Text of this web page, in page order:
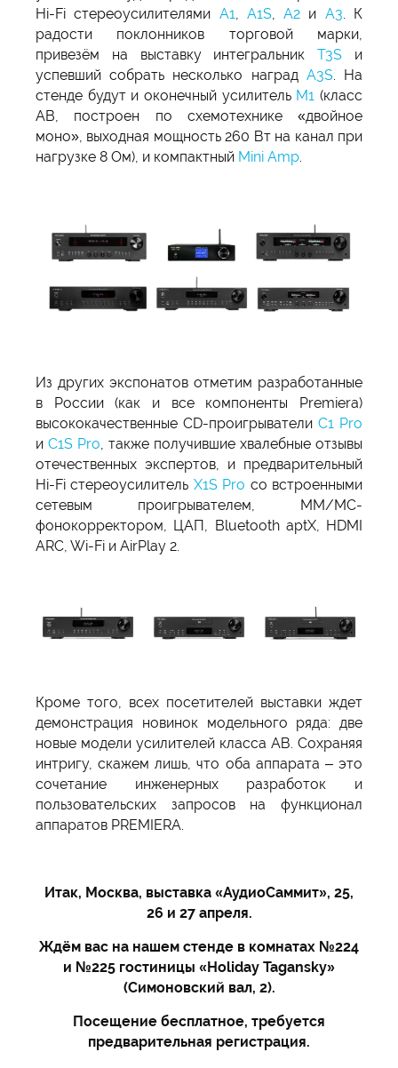
Hi-Fi стереоусилителями A1, A1S,A2 и А3. К
радости поклонников торговой марки,
привезём на выставку интегральникT3S и
успевший собрать несколько наград A3S. На
стенде будут и оконечный усилитель M1 (класс
AB, построен по схемотехнике «двойное
моно», выходная мощность 260 Вт на канал при
нагрузке 8 Ом), и компактный Mini Amp.
Из других экспонатов отметим разработанные
в России (как и все компоненты Premiera)
высококачественные CD-проигрыватели C1 Pro
и C1S Pro , также получившие хвалебные отзывы
отечественных экспертов, и предварительный
Hi-Fi стереоусилитель X1S Pro со встроенными
сетевым проигрывателем, ММ/МС-
фонокорректором, ЦАП, Bluetooth aptX, HDMI
ARC, Wi-Fi и AirPlay 2.
Кроме того, всех посетителей выставки ждет
демонстрация новинок модельного ряда: две
новые модели усилителей класса АВ. Сохраняя
интригу, скажем лишь, что оба аппарата – это
сочетание инженерных разработок и
пользовательских запросов на функционал
аппаратов PREMIERA.
Итак, Москва, выставка «АудиоСаммит», 25,
26 и 27 апреля.
Ждём вас на нашем стенде в комнатах №224
и №225 гостиницы «Holiday Tagansky»
(Симоновский вал, 2).
Посещение бесплатное, требуется
предварительная регистрация.